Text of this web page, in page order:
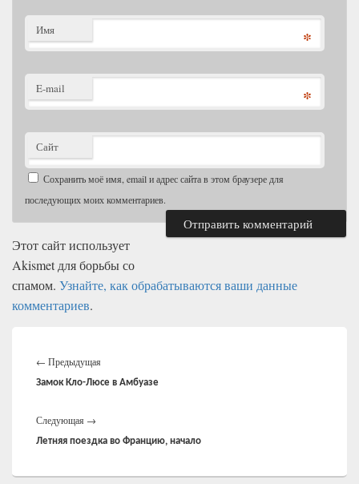
Имя *
E-mail *
Сайт
Сохранить моё имя, email и адрес сайта в этом браузере для
последующих моих комментариев.
Этот сайт использует
Akismet для борьбы со
спамом. Узнайте, как обрабатываются ваши данные
комментариев.
по
записям
← Предыдущая
запись:
Замок Кло-Люсе в Амбуазе
Следующая →
запись:
Летняя поездка во Францию, начало